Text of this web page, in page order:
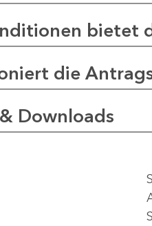
bietet
die
Downloads